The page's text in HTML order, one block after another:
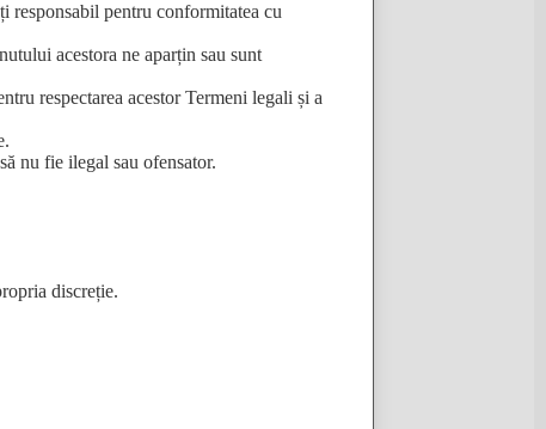
pentru conformitatea cu
acestora ne aparțin sau sunt
respectarea acestor Termeni legali și a
nu fie ilegal sau ofensator.
discreție.